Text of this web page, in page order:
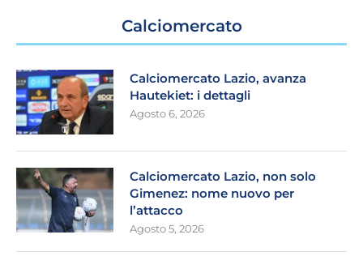
Calciomercato
Calciomercato Lazio, avanza
Hautekiet: i dettagli
Agosto 6, 2026
Calciomercato Lazio, non solo
Gimenez: nome nuovo per
l’attacco
Agosto 5, 2026